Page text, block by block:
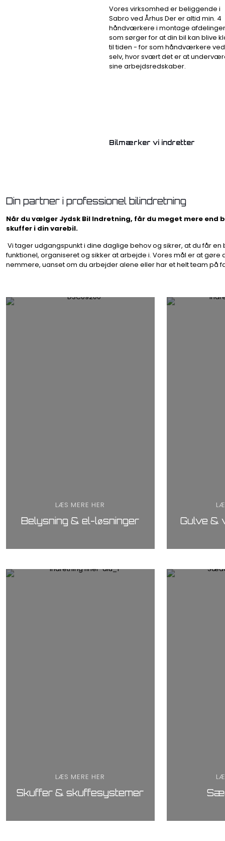
Vores virksomhed er beliggende i
Sabro ved Århus Der er altid min. 4
håndværkere i montage
som sørger for at din bil kan blive
til tiden - for som håndværkere
selv, hvor svært det er at
sine arbejdsredskaber.​
Bilmærker vi indretter
Din partner i professionel bilindretning
Når du vælger Jydsk Bil Indretning, får du meget mere end
skuffer i din varebil.
Vi tager udgangspunkt i dine daglige behov og sikrer, at du får en
funktionel, organiseret og sikker at arbejde i. Vores mål er at gøre
nemmere, uanset om du arbejder alene eller har et helt team på
LÆS MERE HER
Belysning & el-løsninger Gulve
LÆS MERE HER
Skuffer & skuffesystemer